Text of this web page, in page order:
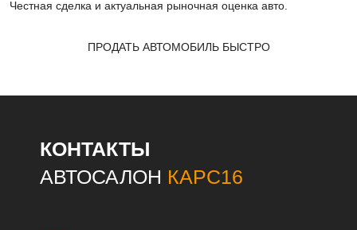
Честная сделка и актуальная рыночная оценка авто.
ПРОДАТЬ АВТОМОБИЛЬ БЫСТРО
КОНТАКТЫ
АВТОСАЛОН КАРС16